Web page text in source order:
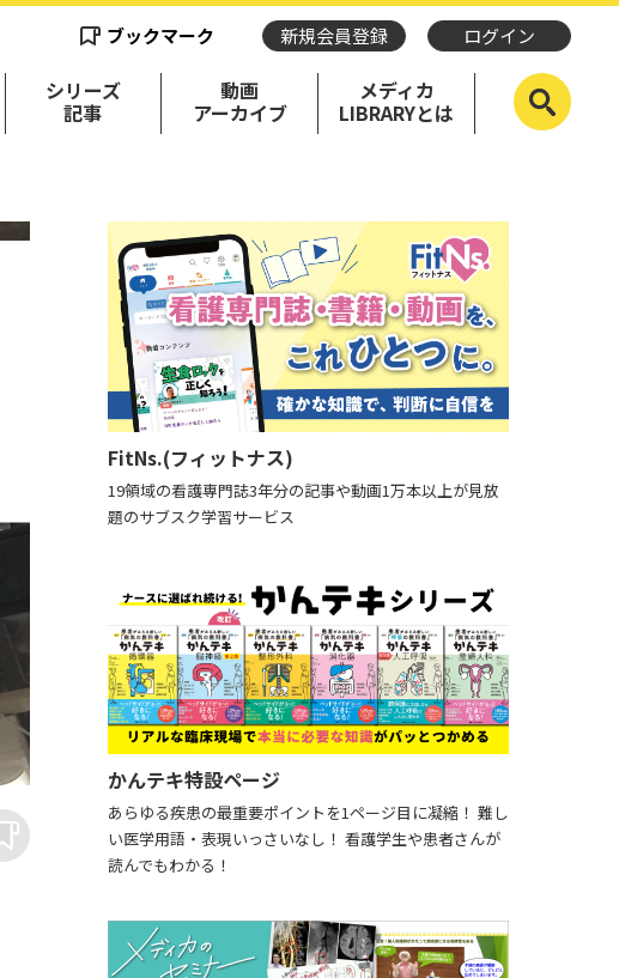
ブックマーク 新規会員登録 ログイン
シリーズ
記事
動画
アーカイブ
メディカ
LIBRARYとは
FitNs.(フィットナス)
19領域の看護専門誌3年分の記事や動画1万本以上が見放
題のサブスク学習サービス
かんテキ特設ページ
あらゆる疾患の最重要ポイントを1ページ目に凝縮！ 難し
い医学用語・表現いっさいなし！ 看護学生や患者さんが
読んでもわかる！